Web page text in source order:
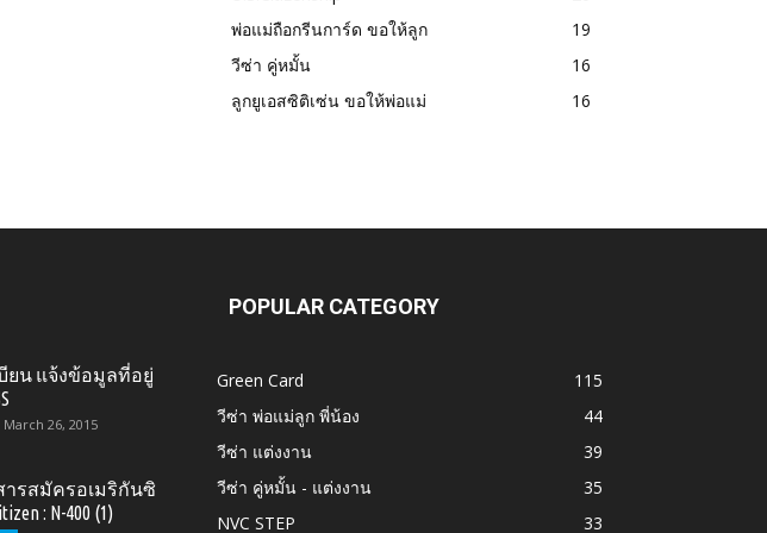
พ่อแม่ถือกรีนการ์ด ขอให้ลูก
19
วีซ่า คู่หมั้น
16
ลูกยูเอสซิติเซ่น ขอให้พ่อแม่
16
ยน แจ้งข้อมูลที่อยู่
March 26, 2015
ารสมัครอเมริกันซิ
: N-400 (1)
POPULAR CATEGORY
Green Card
115
วีซ่า พ่อแม่ลูก พี่น้อง
44
วีซ่า แต่งงาน
39
วีซ่า คู่หมั้น - แต่งงาน
35
NVC STEP
33